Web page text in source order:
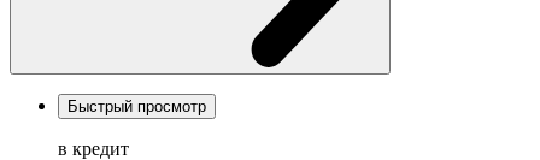
Быстрый просмотр
в кредит